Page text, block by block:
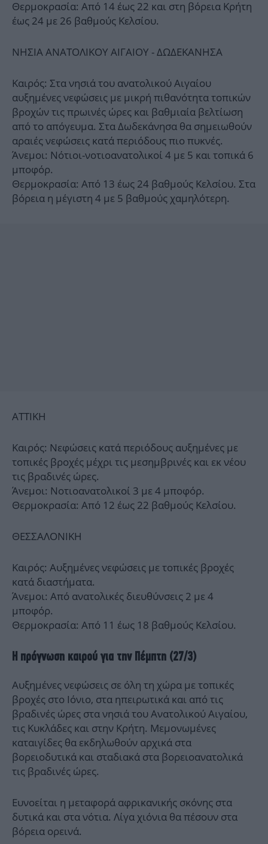
Θερμοκρασία: Από 14 έως 22 και στη βόρεια Κρήτη
έως 24 με 26 βαθμούς Κελσίου.
ΝΗΣΙΑ ΑΝΑΤΟΛΙΚΟΥ ΑΙΓΑΙΟΥ - ΔΩΔΕΚΑΝΗΣΑ
Καιρός: Στα νησιά του ανατολικού Αιγαίου
αυξημένες νεφώσεις με μικρή πιθανότητα τοπικών
βροχών τις πρωινές ώρες και βαθμιαία βελτίωση
από το απόγευμα. Στα Δωδεκάνησα θα σημειωθούν
αραιές νεφώσεις κατά περιόδους πιο πυκνές.
Άνεμοι: Νότιοι-νοτιοανατολικοί 4 με 5 και τοπικά 6
μποφόρ.
Θερμοκρασία: Από 13 έως 24 βαθμούς Κελσίου. Στα
βόρεια η μέγιστη 4 με 5 βαθμούς χαμηλότερη.
ΑΤΤΙΚΗ
Καιρός: Νεφώσεις κατά περιόδους αυξημένες με
τοπικές βροχές μέχρι τις μεσημβρινές και εκ νέου
τις βραδινές ώρες.
Άνεμοι: Νοτιοανατολικοί 3 με 4 μποφόρ.
Θερμοκρασία: Από 12 έως 22 βαθμούς Κελσίου.
ΘΕΣΣΑΛΟΝΙΚΗ
Καιρός: Αυξημένες νεφώσεις με τοπικές βροχές
κατά διαστήματα.
Άνεμοι: Από ανατολικές διευθύνσεις 2 με 4
μποφόρ.
Θερμοκρασία: Από 11 έως 18 βαθμούς Κελσίου.
Η πρόγνωση καιρού για την Πέμπτη (27/3)
Αυξημένες νεφώσεις σε όλη τη χώρα με τοπικές
βροχές στο Ιόνιο, στα ηπειρωτικά και από τις
βραδινές ώρες στα νησιά του Ανατολικού Αιγαίου,
τις Κυκλάδες και στην Κρήτη. Μεμονωμένες
καταιγίδες θα εκδηλωθούν αρχικά στα
βορειοδυτικά και σταδιακά στα βορειοανατολικά
τις βραδινές ώρες.
Ευνοείται η μεταφορά αφρικανικής σκόνης στα
δυτικά και στα νότια. Λίγα χιόνια θα πέσουν στα
βόρεια ορεινά.